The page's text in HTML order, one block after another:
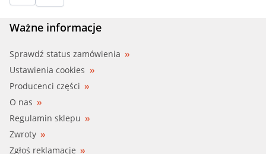
Ważne informacje
Sprawdź status zamówienia
Ustawienia cookies
Producenci części
O nas
Regulamin sklepu
Zwroty
Zgłoś reklamacje